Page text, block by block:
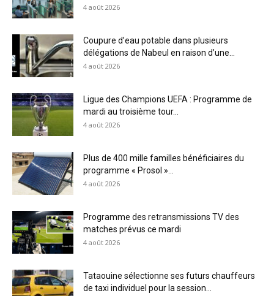
4 août 2026
Coupure d’eau potable dans plusieurs
délégations de Nabeul en raison d’une...
4 août 2026
Ligue des Champions UEFA : Programme de
mardi au troisième tour...
4 août 2026
Plus de 400 mille familles bénéficiaires du
programme « Prosol »...
4 août 2026
Programme des retransmissions TV des
matches prévus ce mardi
4 août 2026
Tataouine sélectionne ses futurs chauffeurs
de taxi individuel pour la session...